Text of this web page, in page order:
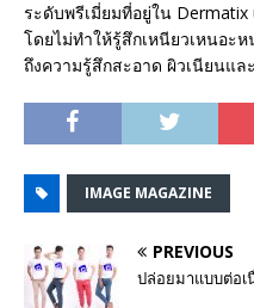
ระดับพรีเมี่ยมที่อยู่ใน
โดยไม่ทำให้รู้สึกเหนียวเหนอะ
ถึงความรู้สึกสะอาด ผิวเนียนแ
IMAGE MAGAZINE
PREVIOUS
ปล่อยมาแบบต่อเ